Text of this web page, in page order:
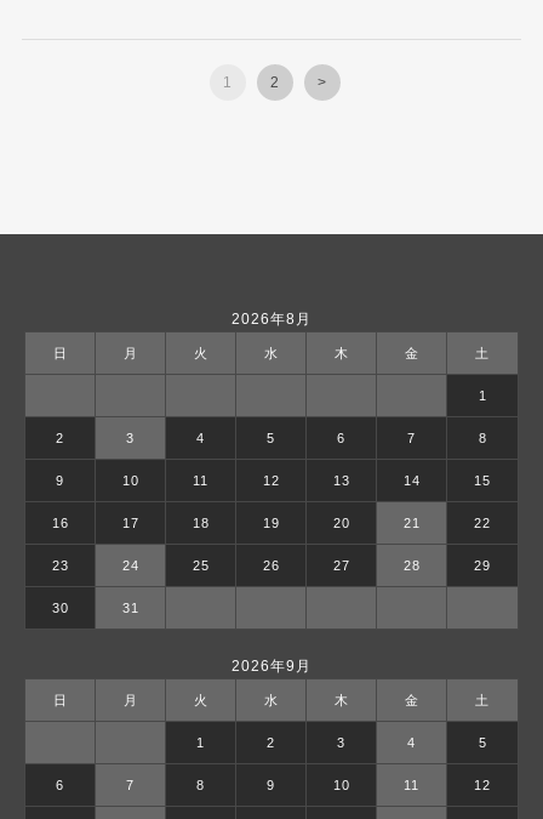
1 2 >
2026年8月
日 月 火 水 木 金 土
1
2 3 4 5 6 7 8
9 10 11 12 13 14 15
16 17 18 19 20 21 22
23 24 25 26 27 28 29
30 31
2026年9月
日 月 火 水 木 金 土
1 2 3 4 5
6 7 8 9 10 11 12